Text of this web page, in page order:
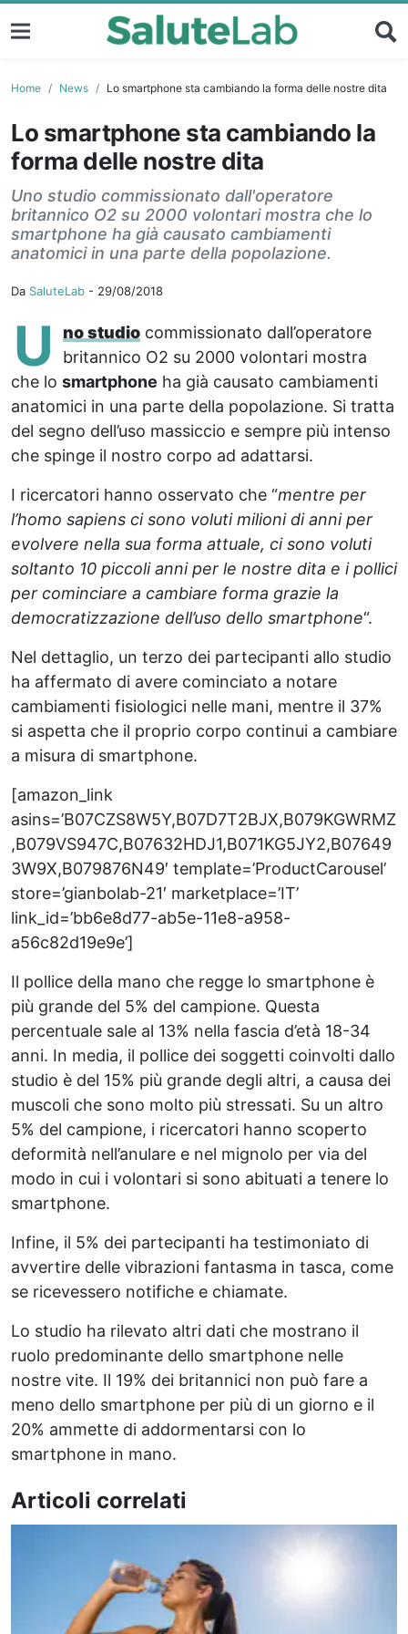
Home News Lo smartphone sta cambiando la forma delle nostre dita
Lo smartphone sta cambiando la
forma delle nostre dita
Uno studio commissionato dall'operatore
britannico O2 su 2000 volontari mostra che lo
smartphone ha già causato cambiamenti
anatomici in una parte della popolazione.
Da SaluteLab - 29/08/2018
U no studio commissionato dall’operatore
britannico O2 su 2000 volontari mostra
che lo smartphone ha già causato cambiamenti
anatomici in una parte della popolazione. Si tratta
del segno dell’uso massiccio e sempre più intenso
che spinge il nostro corpo ad adattarsi.
I ricercatori hanno osservato che “mentre per
l’homo sapiens ci sono voluti milioni di anni per
evolvere nella sua forma attuale, ci sono voluti
soltanto 10 piccoli anni per le nostre dita e i pollici
per cominciare a cambiare forma grazie la
democratizzazione dell’uso dello smartphone“.
Nel dettaglio, un terzo dei partecipanti allo studio
ha affermato di avere cominciato a notare
cambiamenti fisiologici nelle mani, mentre il 37%
si aspetta che il proprio corpo continui a cambiare
a misura di smartphone.
[amazon_link
asins=’B07CZS8W5Y,B07D7T2BJX,B079KGWRMZ
,B079VS947C,B07632HDJ1,B071KG5JY2,B07649
3W9X,B079876N49′ template=’ProductCarousel’
store=’gianbolab-21′ marketplace=’IT’
link_id=’bb6e8d77-ab5e-11e8-a958-
a56c82d19e9e’]
Il pollice della mano che regge lo smartphone è
più grande del 5% del campione. Questa
percentuale sale al 13% nella fascia d’età 18-34
anni. In media, il pollice dei soggetti coinvolti dallo
studio è del 15% più grande degli altri, a causa dei
muscoli che sono molto più stressati. Su un altro
5% del campione, i ricercatori hanno scoperto
deformità nell’anulare e nel mignolo per via del
modo in cui i volontari si sono abituati a tenere lo
smartphone.
Infine, il 5% dei partecipanti ha testimoniato di
avvertire delle vibrazioni fantasma in tasca, come
se ricevessero notifiche e chiamate.
Lo studio ha rilevato altri dati che mostrano il
ruolo predominante dello smartphone nelle
nostre vite. Il 19% dei britannici non può fare a
meno dello smartphone per più di un giorno e il
20% ammette di addormentarsi con lo
smartphone in mano.
Articoli correlati